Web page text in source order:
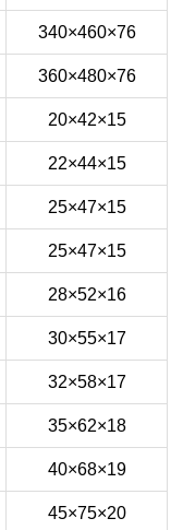
340×460×76
360×480×76
20×42×15
22×44×15
25×47×15
25×47×15
28×52×16
30×55×17
32×58×17
35×62×18
40×68×19
45×75×20